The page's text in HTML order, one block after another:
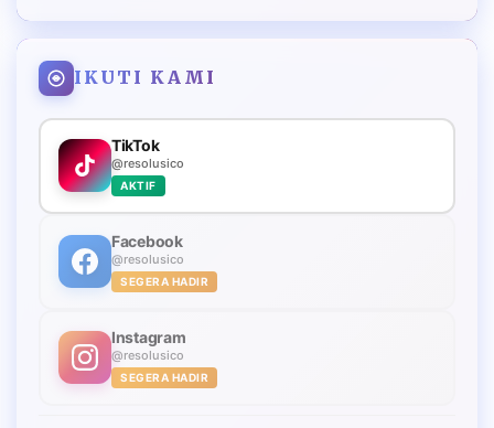
IKUTI KAMI
TikTok
@resolusico
AKTIF
Facebook
@resolusico
SEGERA HADIR
Instagram
@resolusico
SEGERA HADIR